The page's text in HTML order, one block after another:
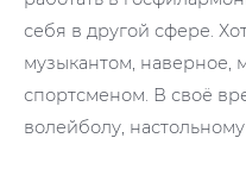
себя в другой сфере.
музыкантом, наверное,
спортсменом. В своё
волейболу,